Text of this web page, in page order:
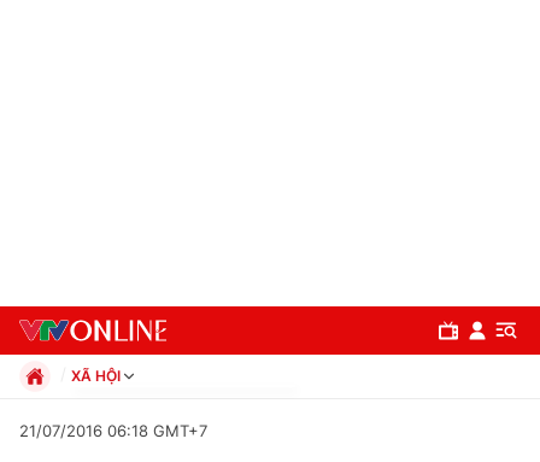
XÃ HỘI
Xã hội
21/07/2016 06:18 GMT+7